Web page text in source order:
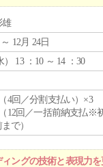
12月 24日
） 13 ：10 ～ 14 ：30
4回／分割支払い）×3
12回／一括前納支払※
で）
ングの技術と表現力